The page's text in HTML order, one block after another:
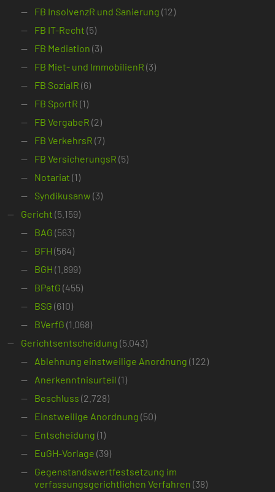
FB InsolvenzR und Sanierung (12)
FB IT-Recht (5)
FB Mediation (3)
FB Miet- und ImmobilienR (3)
FB SozialR (6)
FB SportR (1)
FB VergabeR (2)
FB VerkehrsR (7)
FB VersicherungsR (5)
Notariat (1)
Syndikusanw (3)
Gericht (5.159)
BAG (563)
BFH (564)
BGH (1.899)
BPatG (455)
BSG (610)
BVerfG (1.068)
Gerichtsentscheidung (5.043)
Ablehnung einstweilige Anordnung (122)
Anerkenntnisurteil (1)
Beschluss (2.728)
Einstweilige Anordnung (50)
Entscheidung (1)
EuGH-Vorlage (39)
Gegenstandswertfestsetzung im
verfassungsgerichtlichen Verfahren (38)